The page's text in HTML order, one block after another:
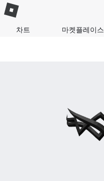
차트 마켓플레이스